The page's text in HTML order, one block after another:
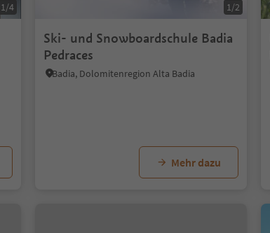
1/4 1/2
Ski- und Snowboardschule Badia
Pedraces
Badia, Dolomitenregion Alta Badia
Mehr dazu